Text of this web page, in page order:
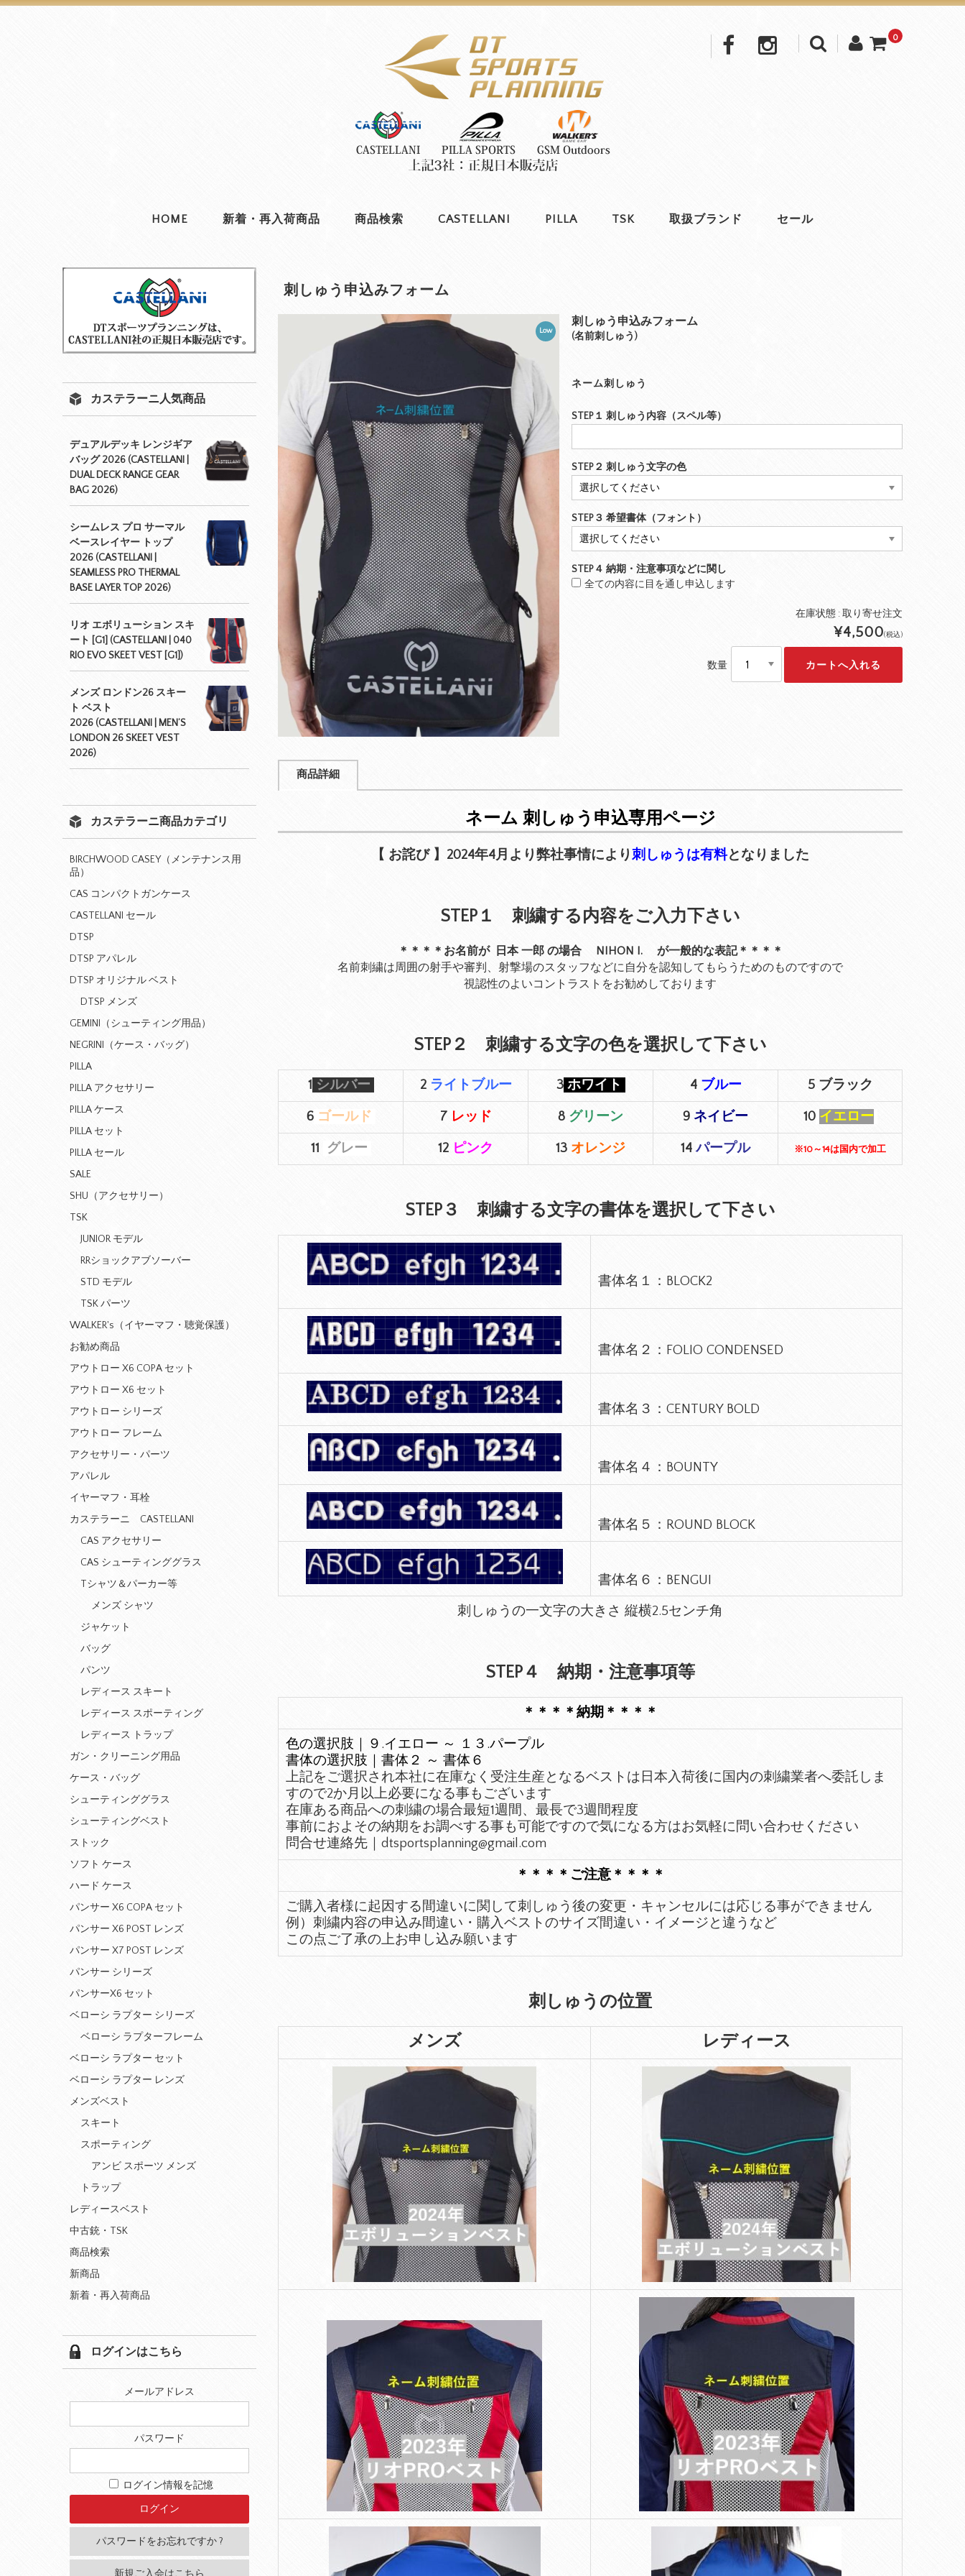
0
HOME 新着・再入荷商品 商品検索 CASTELLANI PILLA TSK 取扱ブランド セール
刺しゅう申込みフォーム
Low
刺しゅう申込みフォーム
(名前刺しゅう)
ネーム刺しゅう
STEP１ 刺しゅう内容（スペル等）
STEP２ 刺しゅう文字の色
STEP３ 希望書体（フォント）
STEP４ 納期・注意事項などに関し
全ての内容に目を通し申込します
在庫状態 : 取り寄せ注文
¥4,500(税込)
数量
商品詳細
ネーム 刺しゅう申込専用ページ
【 お詫び 】2024年4月より弊社事情により刺しゅうは有料となりました
STEP１ 刺繍する内容をご入力下さい
＊＊＊＊お名前が 日本 一郎 の場合 NIHON I. が一般的な表記＊＊＊＊
名前刺繍は周囲の射手や審判、射撃場のスタッフなどに自分を認知してもらうためのものですので
視認性のよいコントラストをお勧めしております
STEP２ 刺繍する文字の色を選択して下さい
1 シルバー 2 ライトブルー 3ホワイト 4 ブルー 5 ブラック
6ゴールド 7 レッド 8 グリーン 9 ネイビー 10 イエロー
11 グレー 12 ピンク 13 オレンジ 14パープル ※10～14は国内で加工
STEP３ 刺繍する文字の書体を選択して下さい
書体名１：BLOCK2
書体名２：FOLIO CONDENSED
書体名３：CENTURY BOLD
書体名４：BOUNTY
書体名５：ROUND BLOCK
書体名６：BENGUI
刺しゅうの一文字の大きさ 縦横2.5センチ角
STEP４ 納期・注意事項等
＊＊＊＊納期＊＊＊＊
色の選択肢｜９.イエロー ～ １３.パープル
書体の選択肢｜書体２ ～ 書体６
上記をご選択され本社に在庫なく受注生産となるベストは日本入荷後に国内の刺繍業者へ委託しま
すので2か月以上必要になる事もございます
在庫ある商品への刺繍の場合最短1週間、最長で3週間程度
事前におよその納期をお調べする事も可能ですので気になる方はお気軽に問い合わせください
問合せ連絡先｜dtsportsplanning@gmail.com
＊＊ ＊＊ご注意＊＊ ＊＊
ご購入者様に起因する間違いに関して刺しゅう後の変更・キャンセルには応じる事ができません
例）刺繍内容の申込み間違い・購入ベストのサイズ間違い・イメージと違うなど
この点ご了承の上お申し込み願います
刺しゅうの位置
メンズ レディース
カステラーニ人気商品
デュアルデッキ レンジギア
バッグ 2026 (CASTELLANI |
DUAL DECK RANGE GEAR
BAG 2026)
シームレス プロ サーマル
ベースレイヤー トップ
2026 (CASTELLANI |
SEAMLESS PRO THERMAL
BASE LAYER TOP 2026)
リオ エボリューション スキ
ート [G1] (CASTELLANI | 040
RIO EVO SKEET VEST [G1])
メンズ ロンドン26 スキー
ト ベスト
2026 (CASTELLANI | MEN’S
LONDON 26 SKEET VEST
2026)
カステラーニ商品カテゴリ
BIRCHWOOD CASEY（メンテナンス用
品）
CAS コンパクトガンケース
CASTELLANI セール
DTSP
DTSP アパレル
DTSP オリジナル ベスト
DTSP メンズ
GEMINI（シューティング用品）
NEGRINI（ケース・バッグ）
PILLA
PILLA アクセサリー
PILLA ケース
PILLA セット
PILLA セール
SALE
SHU（アクセサリー）
TSK
JUNIOR モデル
RRショックアブソーバー
STD モデル
TSK パーツ
WALKER's（イヤーマフ・聴覚保護）
お勧め商品
アウトロー X6 COPA セット
アウトロー X6 セット
アウトロー シリーズ
アウトロー フレーム
アクセサリー・パーツ
アパレル
イヤーマフ・耳栓
カステラーニ CASTELLANI
CAS アクセサリー
CAS シューティンググラス
Tシャツ＆パーカー等
メンズ シャツ
ジャケット
バッグ
パンツ
レディース スキート
レディース スポーティング
レディース トラップ
ガン・クリーニング用品
ケース・バッグ
シューティンググラス
シューティングベスト
ストック
ソフト ケース
ハード ケース
パンサー X6 COPA セット
パンサー X6 POST レンズ
パンサー X7 POST レンズ
パンサー シリーズ
パンサーX6 セット
ベローシ ラプター シリーズ
ベローシ ラプターフレーム
ベローシ ラプター セット
ベローシ ラプター レンズ
メンズベスト
スキート
スポーティング
アンビ スポーツ メンズ
トラップ
レディースベスト
中古銃・TSK
商品検索
新商品
新着・再入荷商品
ログインはこちら
メールアドレス
パスワード
ログイン情報を記憶
パスワードをお忘れですか ?